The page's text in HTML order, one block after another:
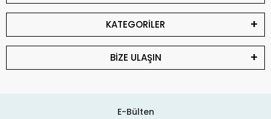
KATEGORİLER
BİZE ULAŞIN
E-Bülten